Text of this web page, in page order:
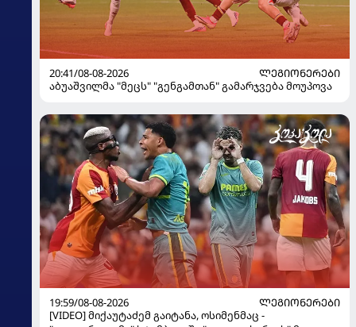
20:41/08-08-2026
ᲚᲔᲒᲘᲝᲜᲔᲠᲔᲑᲘ
აბუაშვილმა "მეცს" "გენგამთან" გამარჯვება მოუპოვა
19:59/08-08-2026
ᲚᲔᲒᲘᲝᲜᲔᲠᲔᲑᲘ
[VIDEO] მიქაუტაძემ გაიტანა, ოსიმენმაც -